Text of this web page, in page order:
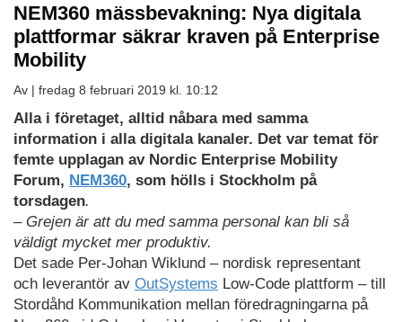
NEM360 mässbevakning: Nya digitala
plattformar säkrar kraven på Enterprise
Mobility
Av | fredag 8 februari 2019 kl. 10:12
Alla i företaget, alltid nåbara med samma
information i alla digitala kanaler. Det var temat för
femte upplagan av Nordic Enterprise Mobility
Forum, NEM360, som hölls i Stockholm på
torsdagen.
– Grejen är att du med samma personal kan bli så
väldigt mycket mer produktiv.
Det sade Per-Johan Wiklund – nordisk representant
och leverantör av OutSystems Low-Code plattform – till
Stordåhd Kommunikation mellan föredragningarna på